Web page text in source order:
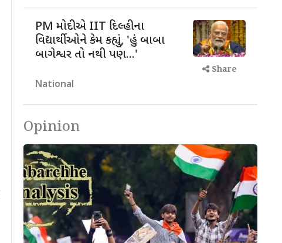
PM મોદીએ IIT દિલ્હીના
વિદ્યાર્થીઓને કેમ કહ્યું, 'હું બાબા
બાગેશ્વર તો નથી પણ...'
National
Share
Opinion